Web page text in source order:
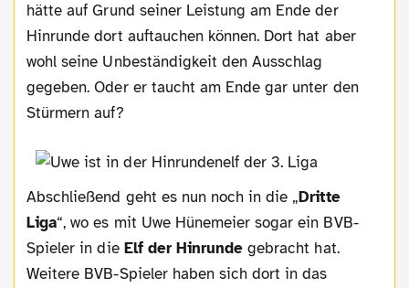
hätte auf Grund seiner Leistung am Ende der
Hinrunde dort auftauchen können. Dort hat aber
wohl seine Unbeständigkeit den Ausschlag
gegeben. Oder er taucht am Ende gar unter den
Stürmern auf?
Abschließend geht es nun noch in die „Dritte
Liga“, wo es mit Uwe Hünemeier sogar ein BVB-
Spieler in die Elf der Hinrunde gebracht hat.
Weitere BVB-Spieler haben sich dort in das